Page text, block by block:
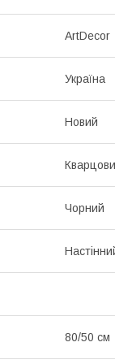
ArtDecor
Україна
Новий
Чорний
80/50 см